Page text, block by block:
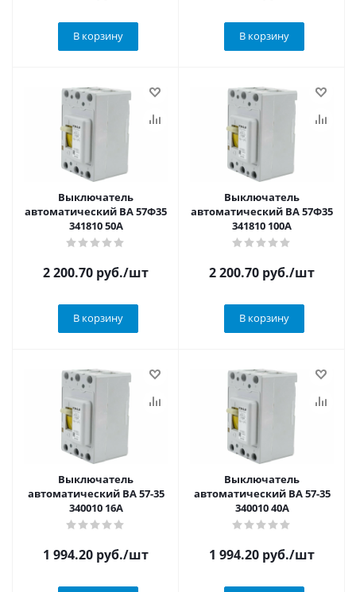
В корзину В корзину
Выключатель
автоматический ВА 57Ф35
341810 50А
2 200.70 руб./шт
В корзину
Выключатель
автоматический ВА 57Ф35
341810 100А
2 200.70 руб./шт
В корзину
Выключатель
автоматический ВА 57-35
340010 16А
1 994.20 руб./шт
Выключатель
автоматический ВА 57-35
340010 40А
1 994.20 руб./шт